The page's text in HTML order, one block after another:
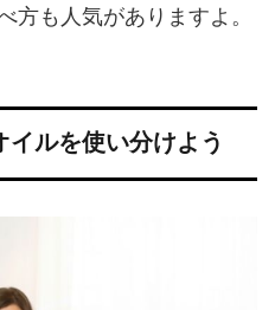
方も人気がありますよ。
ルを使い分けよう